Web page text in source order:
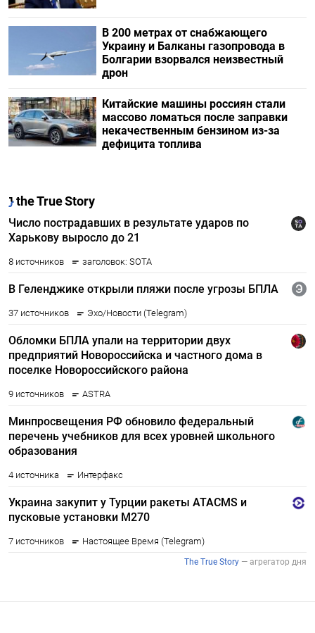
В 200 метрах от снабжающего
Украину и Балканы газопровода в
Болгарии взорвался неизвестный
дрон
Китайские машины россиян стали
массово ломаться после заправки
некачественным бензином из-за
дефицита топлива